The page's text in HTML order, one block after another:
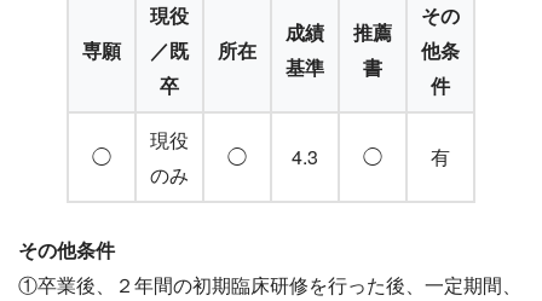
専願
現役
／既
卒
所在
成績
基準
推薦
書
その
他条
件
◯
現役
のみ
◯ 4.3 ◯ 有
その他条件
①卒業後、２年間の初期臨床研修を行った後、一定期間、